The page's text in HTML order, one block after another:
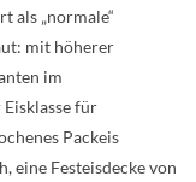
als „normale“
mit höherer
im
für
Packeis
eine Festeisdecke von